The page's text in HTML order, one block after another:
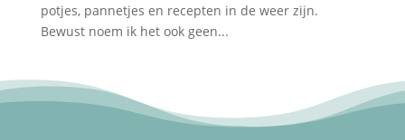
potjes, pannetjes en recepten in de weer zijn.
Bewust noem ik het ook geen...